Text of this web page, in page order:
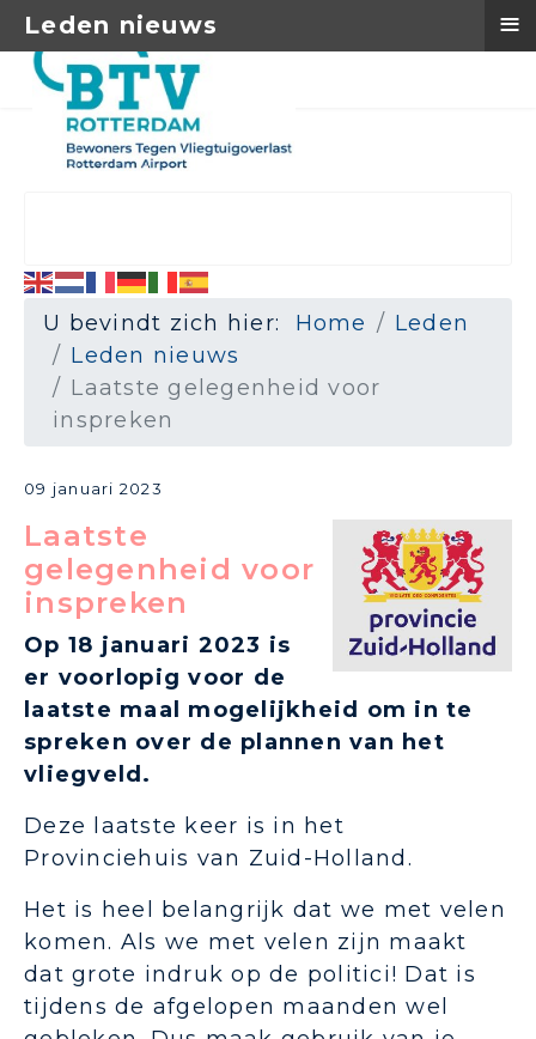
U bevindt zich hier: Home
Leden
Leden nieuws
Laatste gelegenheid voor
inspreken
09 januari 2023
Laatste
gelegenheid voor
inspreken
Op 18 januari 2023 is
er voorlopig voor de
laatste maal mogelijkheid om in te
spreken over de plannen van het
vliegveld.
Deze laatste keer is in het
Provinciehuis van Zuid-Holland.
Het is heel belangrijk dat we met velen
komen. Als we met velen zijn maakt
dat grote indruk op de politici! Dat is
tijdens de afgelopen maanden wel
Leden nieuws ≡